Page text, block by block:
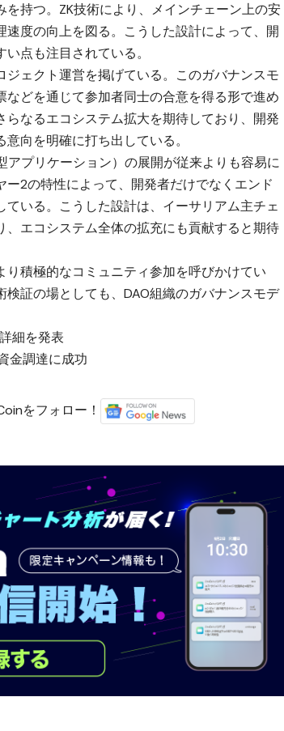
持つ。ZK技術により、メインチェーン上の安
度の向上を図る。こうした設計によって、開
点も注目されている。
ェクト運営を掲げている。このガバナンスモ
どを通じて参加者同士の合意を得る形で進め
なるエコシステム拡大を期待しており、開発
向を明確に打ち出している。
プリケーション）の展開が従来よりも容易に
2の特性によって、開発者だけでなくエンド
いる。こうした設計は、イーサリアム主チェ
エコシステム全体の拡充にも貢献すると期待
積極的なコミュニティ参加を呼びかけてい
証の場としても、DAO組織のガバナンスモデ
細を発表
金調達に成功
をフォロー！